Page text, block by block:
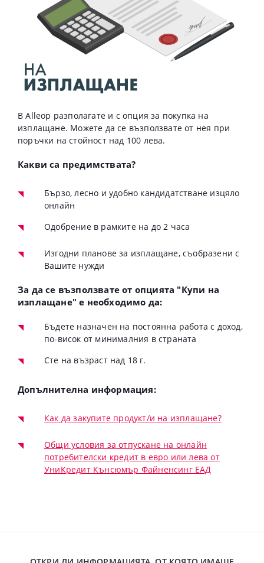
В Alleop разполагате и с опция за покупка на
изплащане. Можете да се възползвате от нея при
поръчки на стойност над 100 лева.
Какви са предимствата?
Бързо, лесно и удобно кандидатстване изцяло
онлайн
Одобрение в рамките на до 2 часа
Изгодни планове за изплащане, съобразени с
Вашите нужди
За да се възползвате от опцията "Купи на
изплащане" е необходимо да:
Бъдете назначен на постоянна работа с доход,
по-висок от минималния в страната
Сте на възраст над 18 г.
Допълнителна информация:
Как да закупите продукт/и на изплащане?
Общи условия за отпускане на онлайн
потребителски кредит в евро или лева от
УниКредит Кънсюмър Файненсинг ЕАД